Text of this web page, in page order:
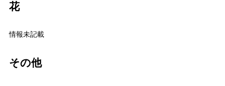
花
情報未記載
その他